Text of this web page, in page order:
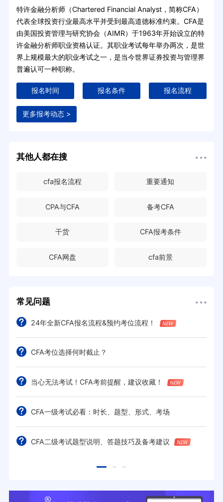
特许金融分析师（Chartered Financial Analyst，简称CFA）
代表全球投资行业最高水平并受到最高道德标准约束。CFA是
由美国投资管理与研究协会（AIMR）于1963年开始设立的特
许金融分析师职业资格认证。其职业考试每年举办两次，是世
界上规模最大的职业考试之一，是当今世界证券投资与管理界
普遍认可一种职称。
报名时间 报名条件 报名流程
更多报考动态 >
其他人都在搜
cfa报名流程 重要通知
CPA与CFA 备考CFA
干货 CFA报考条件
CFA网盘 cfa前景
常见问题
24年全新CFA报名流程&预约考位流程！
CFA考位选择何时截止？
当心无法考试！CFA考前提醒，建议收藏！
CFA一级考试必看：时长、题型、形式、考场
CFA二级考试题型说明、答题技巧及备考建议